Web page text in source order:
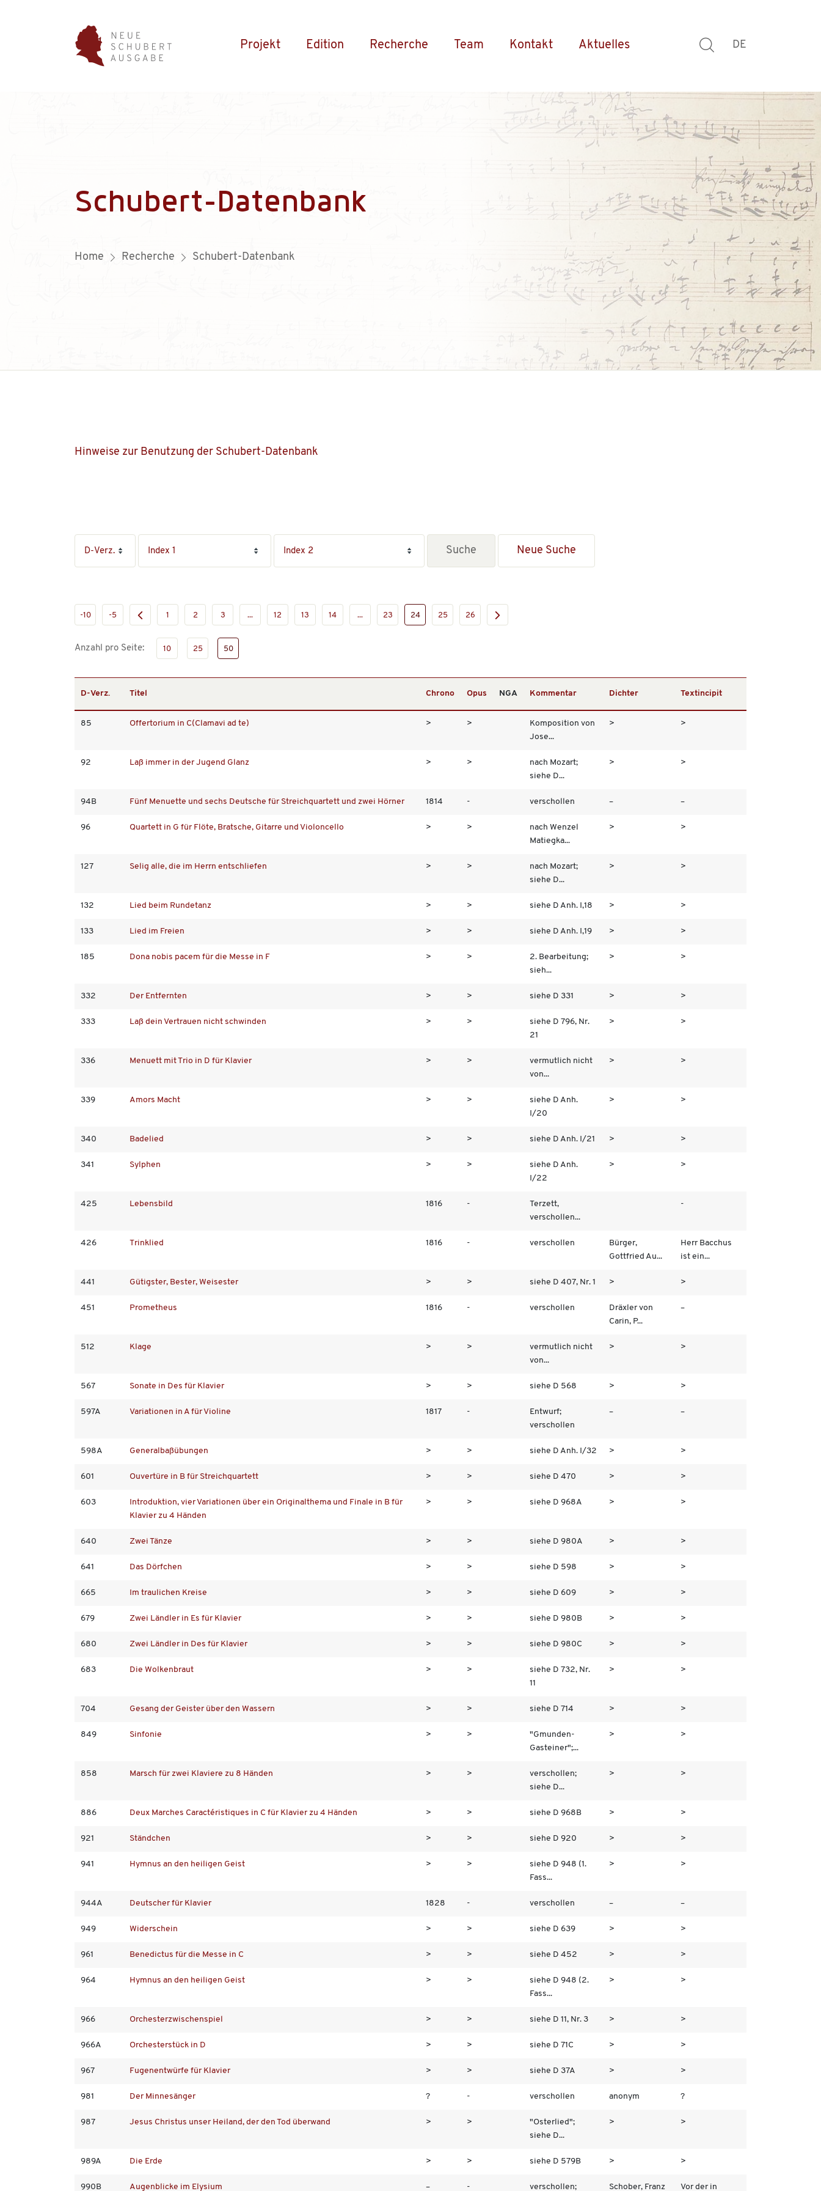
Projekt Edition Recherche Team Kontakt Aktuelles DE
Schubert-Datenbank
Home Recherche Schubert-Datenbank
Hinweise zur Benutzung der Schubert-Datenbank
Neue Suche
-10 -5 1 2 3 ... 12 13 14 ... 23 24 25 26
Anzahl pro Seite: 10 25 50
D-Verz. Titel Chrono Opus NGA Kommentar Dichter Textincipit
85 Offertorium in C(Clamavi ad te) > >
Komposition von
Jose...
> >
92 Laß immer in der Jugend Glanz > >
nach Mozart;
siehe D...
> >
94B Fünf Menuette und sechs Deutsche für Streichquartett und zwei Hörner 1814 - verschollen – –
96 Quartett in G für Flöte, Bratsche, Gitarre und Violoncello > >
nach Wenzel
Matiegka...
> >
127 Selig alle, die im Herrn entschliefen > >
nach Mozart;
siehe D...
> >
132 Lied beim Rundetanz > > siehe D Anh. I,18 > >
133 Lied im Freien > > siehe D Anh. I,19 > >
185 Dona nobis pacem für die Messe in F > >
2. Bearbeitung;
sieh...
> >
332 Der Entfernten > > siehe D 331 > >
333 Laß dein Vertrauen nicht schwinden > >
siehe D 796, Nr.
21
> >
336 Menuett mit Trio in D für Klavier > >
vermutlich nicht
von...
> >
339 Amors Macht > >
siehe D Anh.
I/20
> >
340 Badelied > > siehe D Anh. I/21 > >
341 Sylphen > >
siehe D Anh.
I/22
> >
425 Lebensbild 1816 -
Terzett,
verschollen...
-
426 Trinklied 1816 - verschollen
Bürger,
Gottfried Au...
Herr Bacchus
ist ein...
441 Gütigster, Bester, Weisester > > siehe D 407, Nr. 1 > >
451 Prometheus 1816 - verschollen
Dräxler von
Carin, P...
–
512 Klage > >
vermutlich nicht
von...
> >
567 Sonate in Des für Klavier > > siehe D 568 > >
597A Variationen in A für Violine 1817 -
Entwurf;
verschollen
– –
598A Generalbaßübungen > > siehe D Anh. I/32 > >
601 Ouvertüre in B für Streichquartett > > siehe D 470 > >
603
Introduktion, vier Variationen über ein Originalthema und Finale in B für
Klavier zu 4 Händen
> > siehe D 968A > >
640 Zwei Tänze > > siehe D 980A > >
641 Das Dörfchen > > siehe D 598 > >
665 Im traulichen Kreise > > siehe D 609 > >
679 Zwei Ländler in Es für Klavier > > siehe D 980B > >
680 Zwei Ländler in Des für Klavier > > siehe D 980C > >
683 Die Wolkenbraut > >
siehe D 732, Nr.
11
> >
704 Gesang der Geister über den Wassern > > siehe D 714 > >
849 Sinfonie > >
"Gmunden-
Gasteiner";...
> >
858 Marsch für zwei Klaviere zu 8 Händen > >
verschollen;
siehe D...
> >
886 Deux Marches Caractéristiques in C für Klavier zu 4 Händen > > siehe D 968B > >
921 Ständchen > > siehe D 920 > >
941 Hymnus an den heiligen Geist > >
siehe D 948 (1.
Fass...
> >
944A Deutscher für Klavier 1828 - verschollen – –
949 Widerschein > > siehe D 639 > >
961 Benedictus für die Messe in C > > siehe D 452 > >
964 Hymnus an den heiligen Geist > >
siehe D 948 (2.
Fass...
> >
966 Orchesterzwischenspiel > > siehe D 11, Nr. 3 > >
966A Orchesterstück in D > > siehe D 71C > >
967 Fugenentwürfe für Klavier > > siehe D 37A > >
981 Der Minnesänger ? - verschollen anonym ?
987 Jesus Christus unser Heiland, der den Tod überwand > >
"Osterlied";
siehe D...
> >
989A Die Erde > > siehe D 579B > >
990B Augenblicke im Elysium – - verschollen; Schober, Franz Vor der in